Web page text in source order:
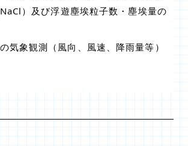
）及び浮遊塵埃粒子数・塵埃量の
気象観測（風向、風速、降雨量等）